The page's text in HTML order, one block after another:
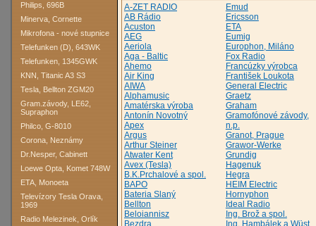
Philips, 696B
Minerva, Cornette
Mikrofona - nové stupnice
Telefunken (D), 643WK
Telefunken, 1345GWK
KNN, Titanic A3 S3
Tesla, Bellton ZGM20
Gram.závody, LE62,
Supraphon
Philco, G-8010
Corona, Neznámy
Dr.Nesper, Cabinett
Loewe Opta, Komet 748W
ETA, Monoeta
Televízory Tesla Orava,
1969
Radio Melezinek, Orlík
A-ZET RADIO
AB Rádio
Acuston
AEG
Aeriola
Aga - Baltic
Ahemo
Air King
AIWA
Alphamusic
Amatérska výroba
Antonín Novotný
Apex
Argus
Arthur Steiner
Atwater Kent
Avex (Tesla)
B.K.Prchalové a spol.
BAPO
Bateria Slaný
Bellton
Beloiannisz
Bezdra
Emud
Ericsson
ETA
Eumig
Europhon, Miláno
Fox Radio
Francúzky výrobca
František Loukota
General Electric
Graetz
Graham
Gramofónové závody,
n.p.
Granot, Prague
Grawor-Werke
Grundig
Hagenuk
Hegra
HEIM Electric
Hornyphon
Ideal Radio
Ing. Brož a spol.
Ing. Hambálek a Wüst